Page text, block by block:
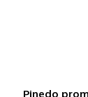
Pinedo